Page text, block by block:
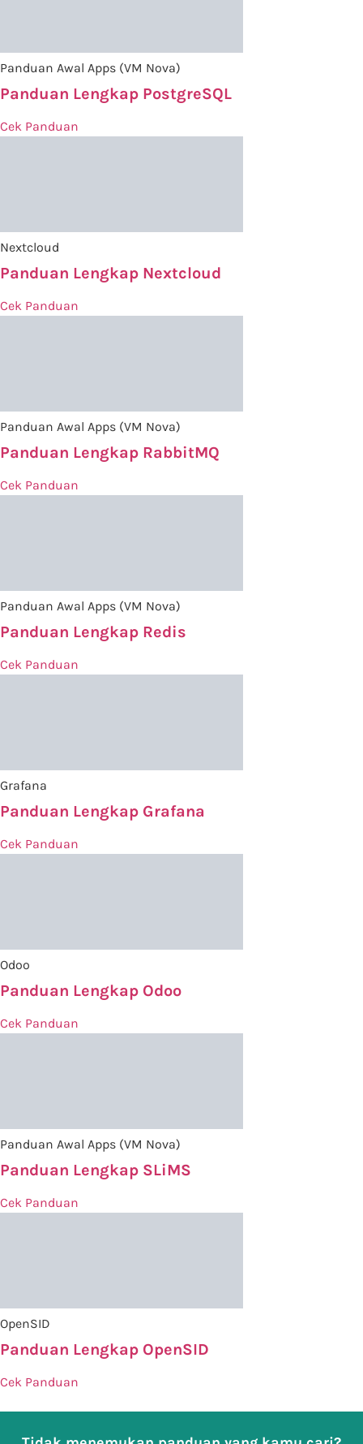
Panduan Awal Apps (VM Nova)
Panduan Lengkap PostgreSQL
Cek Panduan
Nextcloud
Panduan Lengkap Nextcloud
Cek Panduan
Panduan Awal Apps (VM Nova)
Panduan Lengkap RabbitMQ
Cek Panduan
Panduan Awal Apps (VM Nova)
Panduan Lengkap Redis
Cek Panduan
Grafana
Panduan Lengkap Grafana
Cek Panduan
Odoo
Panduan Lengkap Odoo
Cek Panduan
Panduan Awal Apps (VM Nova)
Panduan Lengkap SLiMS
Cek Panduan
OpenSID
Panduan Lengkap OpenSID
Cek Panduan